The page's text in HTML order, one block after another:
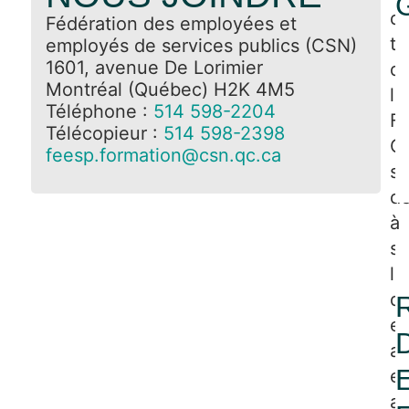
Fédération des employées et
employés de services publics (CSN)
1601, avenue De Lorimier
Montréal (Québec) H2K 4M5
Téléphone : 514 598-2204
Télécopieur : 514 598-2398
feesp.formation@csn.qc.ca
de
la
à
les
es,
et